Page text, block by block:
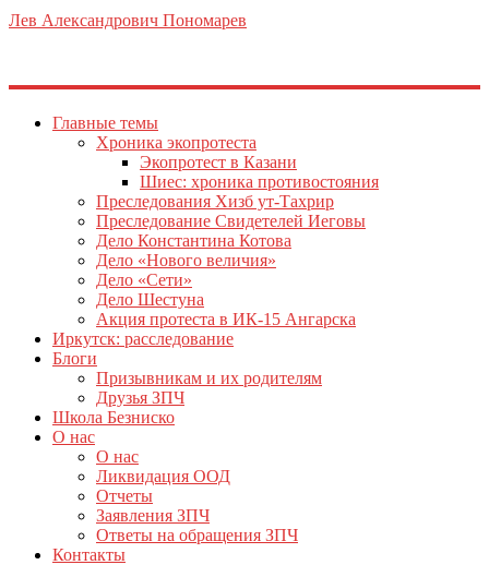
Лев Александрович Пономарев
Главные темы
Хроника экопротеста
Экопротест в Казани
Шиес: хроника противостояния
Преследования Хизб ут-Тахрир
Преследование Свидетелей Иеговы
Дело Константина Котова
Дело «Нового величия»
Дело «Сети»
Дело Шестуна
Акция протеста в ИК-15 Ангарска
Иркутск: расследование
Блоги
Призывникам и их родителям
Друзья ЗПЧ
Школа Безниско
О нас
О нас
Ликвидация ООД
Отчеты
Заявления ЗПЧ
Ответы на обращения ЗПЧ
Контакты